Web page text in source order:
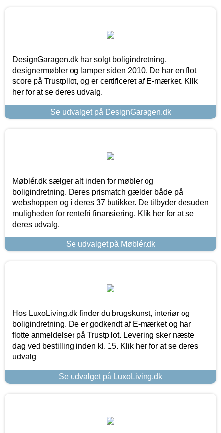
DesignGaragen.dk har solgt boligindretning,
designermøbler og lamper siden 2010. De har en flot
score på Trustpilot, og er certificeret af E-mærket. Klik
her for at se deres udvalg.
Se udvalget på DesignGaragen.dk
Møblér.dk sælger alt inden for møbler og
boligindretning. Deres prismatch gælder både på
webshoppen og i deres 37 butikker. De tilbyder desuden
muligheden for rentefri finansiering. Klik her for at se
deres udvalg.
Se udvalget på Møblér.dk
Hos LuxoLiving.dk finder du brugskunst, interiør og
boligindretning. De er godkendt af E-mærket og har
flotte anmeldelser på Trustpilot. Levering sker næste
dag ved bestilling inden kl. 15. Klik her for at se deres
udvalg.
Se udvalget på LuxoLiving.dk